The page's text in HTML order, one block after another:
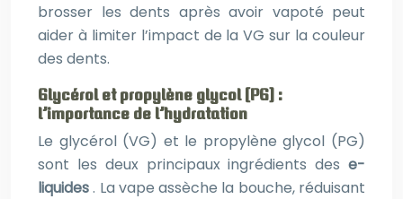
brosser les dents après avoir vapoté peut
aider à limiter l’impact de la VG sur la couleur
des dents.
Glycérol et propylène glycol (PG) :
l’importance de l’hydratation
Le glycérol (VG) et le propylène glycol (PG)
sont les deux principaux ingrédients des e-
liquides. La vape assèche la bouche, réduisant